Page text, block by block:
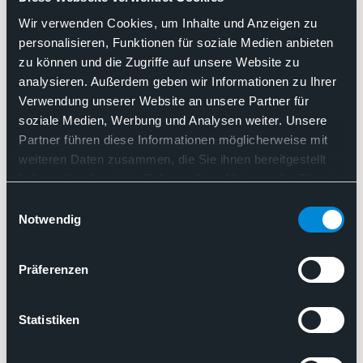
Wir verwenden Cookies, um Inhalte und Anzeigen zu
personalisieren, Funktionen für soziale Medien anbieten
zu können und die Zugriffe auf unsere Website zu
analysieren. Außerdem geben wir Informationen zu Ihrer
Verwendung unserer Website an unsere Partner für
soziale Medien, Werbung und Analysen weiter. Unsere
Partner führen diese Informationen möglicherweise mit
weiteren Daten zusammen, die Sie ihnen bereitgestellt
haben oder die sie im Rahmen Ihrer Nutzung der Dienste
Cookies, wenn Sie unsere Webseite weiterhin nutzen.
Notwendig
Präferenzen
Statistiken
Gesellschaft für Pathologie e. V. (DGP)
Patientenversorgung im
Modellvorhaben
Genomsequenzierung nur durch
zugelassene Leistungserbringer
Arbeitsrecht
Patientenversorgung
Modellvorhaben / §64e
Patientenversorgung im Modellvorhaben